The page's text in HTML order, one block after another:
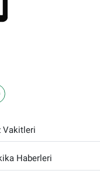
Vakitleri
Haberleri